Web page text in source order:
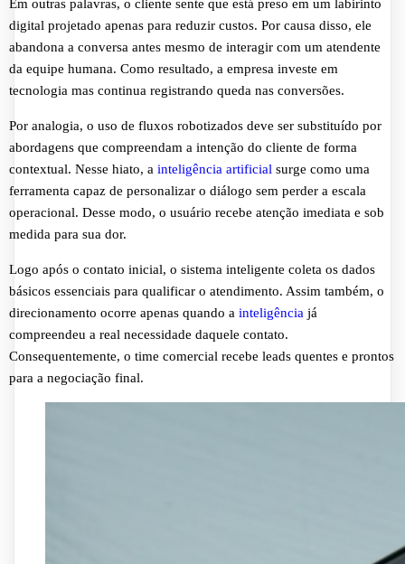
Em outras palavras, o cliente sente que está preso em um labirinto
digital projetado apenas para reduzir custos. Por causa disso, ele
abandona a conversa antes mesmo de interagir com um atendente
da equipe humana. Como resultado, a empresa investe em
tecnologia mas continua registrando queda nas conversões.
Por analogia, o uso de fluxos robotizados deve ser substituído por
abordagens que compreendam a intenção do cliente de forma
contextual. Nesse hiato, a inteligência artificial surge como uma
ferramenta capaz de personalizar o diálogo sem perder a escala
operacional. Desse modo, o usuário recebe atenção imediata e sob
medida para sua dor.
Logo após o contato inicial, o sistema inteligente coleta os dados
básicos essenciais para qualificar o atendimento. Assim também, o
direcionamento ocorre apenas quando a inteligência já
compreendeu a real necessidade daquele contato.
Consequentemente, o time comercial recebe leads quentes e prontos
para a negociação final.